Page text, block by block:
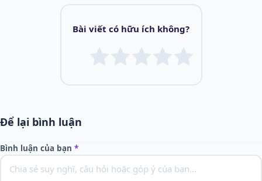
Bài viết có hữu ích không?
Để lại bình luận
Bình luận của bạn *